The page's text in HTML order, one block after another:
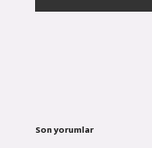
Son yorumlar